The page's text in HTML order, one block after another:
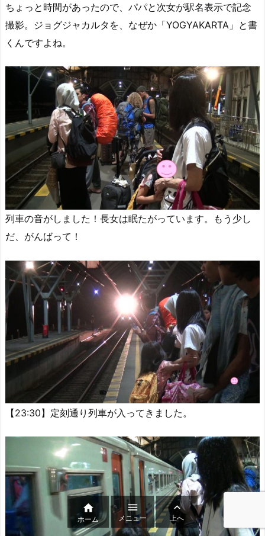
ちょっと時間があったので、パパと次女が駅名表示で記念
撮影。ジョグジャカルタを、なぜか「YOGYAKARTA」と書
くんですよね。
列車の音がしました！長女は眠たがっています。もう少し
だ、がんばって！
【23:30】定刻通り列車が入ってきました。

ホーム

メニュー

上へ